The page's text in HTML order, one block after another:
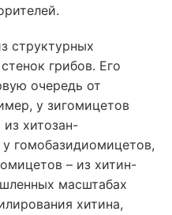
структурных
грибов. Его
очередь от
у зигомицетов
из хитозан-
гомобазидиомицетов,
– из хитин-
масштабах
хитина,